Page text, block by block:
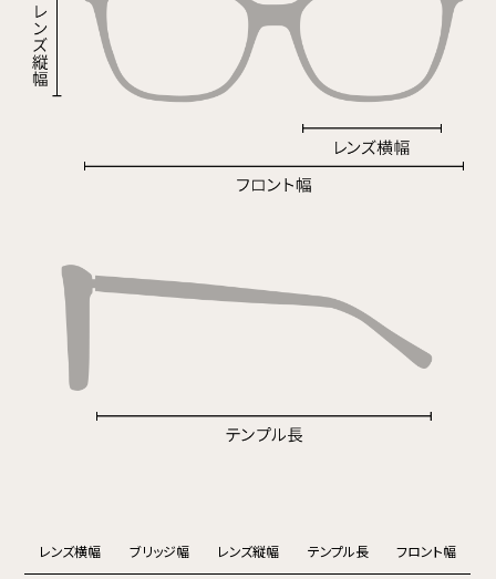
レンズ横幅 ブリッジ幅 レンズ縦幅 テンプル長 フロント幅